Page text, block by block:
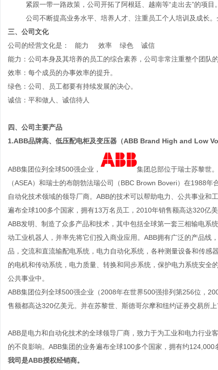
紧跟一带一路政策，公司开拓了阿根廷、越南等“走出去”的项目
公司不断提高业务水平、培养人才、注重员工个人培训及成长
三、公司文化
公司的经营文化是： 能力 效率 绿色 诚信
能力：公司本身及其培养的员工的综合素养，公司非常注重整个团队
效率：每个成员的办事效率的提升。
绿色：公司、员工都要有持续发展的决心。
诚信：平和做人、诚信待人
四、公司主要产品
1.ABB品牌高、低压配电柜及变压器 （ABB Brand High and Low
ABB集团位列全球500强企业， 集团总部位于瑞士苏黎世
（ASEA）和瑞士的布朗勃法瑞公司（BBC Brown Boveri）在1988
自动化技术领域的领导厂商。ABB的技术可以帮助电力、 公共事业和
遍布全球100多个国家，拥有13万名员工，2010年销售额高达320亿
ABB发明、制造了众多产品和技术，其中包括全球第一套三相输电系
动工业机器人，并率先将它们投入商业应用。ABB拥有广泛的产品线
品，交流和直流输配电系统，电力自动化系统，各种测量设备和传感
的电机和传动系统，电力质量、转换和同步系统，保护电力系统安
公共事业中。
ABB集团位列全球500强企业（2008年在世界500强排列第256位，
售额都高达320亿美元。并在苏黎世、斯德哥尔摩和纽约证券交易所
ABB是电力和自动化技术的全球领导厂商，致力于为工业和电力行业
的不良影响。ABB集团的业务遍布全球100多个国家，拥有约124,000
我司是ABB授权经销商。